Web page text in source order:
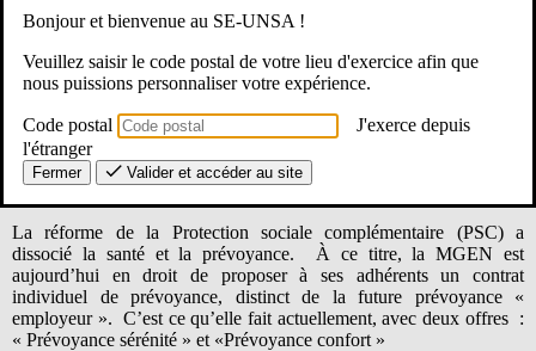
nécessaires pour en mesurer les conséquences, notamment au
mai 2026.L’UNSA Éducation souhaite donc rappeler quelques
points essentiels afin de permettre des choix réellement éclairés.
De quoi s’agit-il exactement ?
La réforme de la Protection sociale complémentaire (PSC) a
dissocié la santé et la prévoyance. À ce titre, la MGEN est
aujourd’hui en droit de proposer à ses adhérents un contrat
individuel de prévoyance, distinct de la future prévoyance «
employeur ». C’est ce qu’elle fait actuellement, avec deux offres :
« Prévoyance sérénité » et «Prévoyance confort »
Bonjour et bienvenue au SE-UNSA !
Veuillez saisir le code postal de votre lieu d'exercice afin que
nous puissions personnaliser votre expérience.
Code postal
J'exerce depuis
l'étranger
Fermer Valider et accéder au site